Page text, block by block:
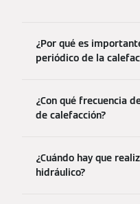
¿Por qué es
periódico de la
¿Con qué frecuencia
de calefacción?
¿Cuándo hay que
hidráulico?